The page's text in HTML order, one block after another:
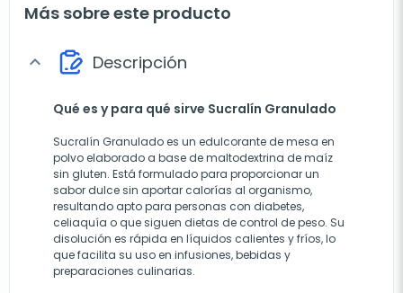
Más sobre este producto
expand_more Descripción
Qué es y para qué sirve Sucralín Granulado
Sucralín Granulado es un edulcorante de mesa en
polvo elaborado a base de maltodextrina de maíz
sin gluten. Está formulado para proporcionar un
sabor dulce sin aportar calorías al organismo,
resultando apto para personas con diabetes,
celiaquía o que siguen dietas de control de peso. Su
disolución es rápida en líquidos calientes y fríos, lo
que facilita su uso en infusiones, bebidas y
preparaciones culinarias.